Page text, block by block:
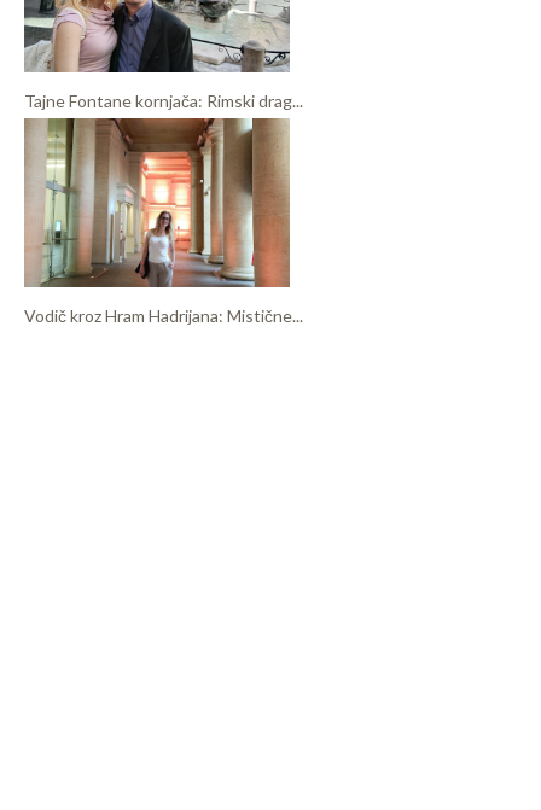
Tajne Fontane kornjača: Rimski drag...
Vodič kroz Hram Hadrijana: Mistične...